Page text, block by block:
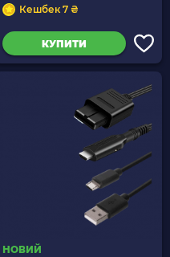
Кешбек 7 ₴
КУПИТИ
НОВИЙ